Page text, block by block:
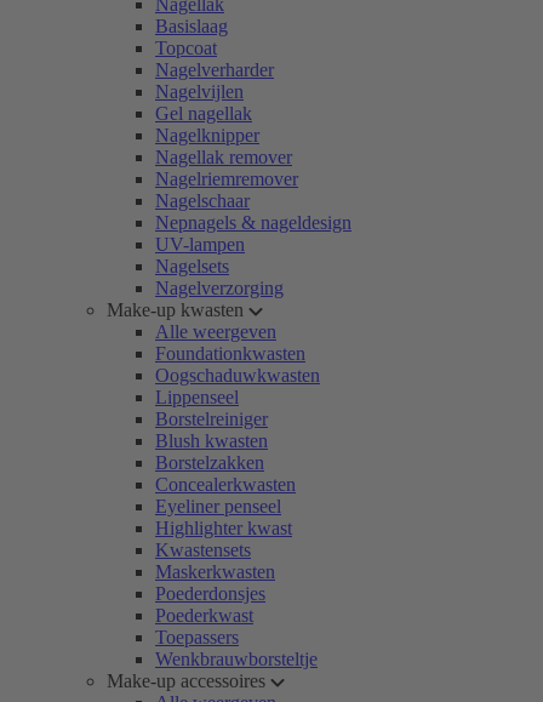
Nagellak
Basislaag
Topcoat
Nagelverharder
Nagelvijlen
Gel nagellak
Nagelknipper
Nagellak remover
Nagelriemremover
Nagelschaar
Nepnagels & nageldesign
UV-lampen
Nagelsets
Nagelverzorging
Make-up kwasten
Alle weergeven
Foundationkwasten
Oogschaduwkwasten
Lippenseel
Borstelreiniger
Blush kwasten
Borstelzakken
Concealerkwasten
Eyeliner penseel
Highlighter kwast
Kwastensets
Maskerkwasten
Poederdonsjes
Poederkwast
Toepassers
Wenkbrauwborsteltje
Make-up accessoires